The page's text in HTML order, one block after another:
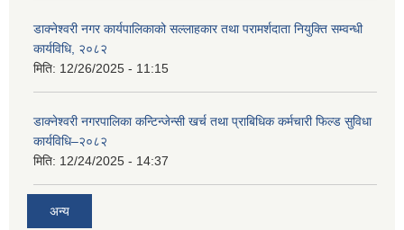
डाक्नेश्वरी नगर कार्यपालिकाको सल्लाहकार तथा परामर्शदाता नियुक्ति सम्वन्धी
कार्यविधि, २०८२
मिति: 12/26/2025 - 11:15
डाक्नेश्वरी नगरपालिका कन्टिन्जेन्सी खर्च तथा प्राबिधिक कर्मचारी फिल्ड सुविधा
कार्यविधि–२०८२
मिति: 12/24/2025 - 14:37
अन्य